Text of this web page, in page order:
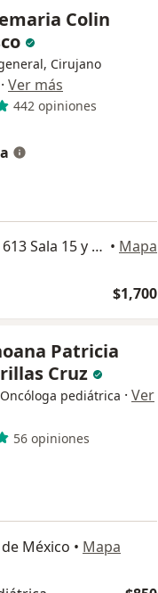
Colin
Cirujano
· Ver más
442 opiniones
Avenida Ejército Nacional 613 Sala 15 y 16 A, Miguel Hidalgo • Mapa
$1,700
Patricia
Cruz
pediátrica · Ver
56 opiniones
México • Mapa